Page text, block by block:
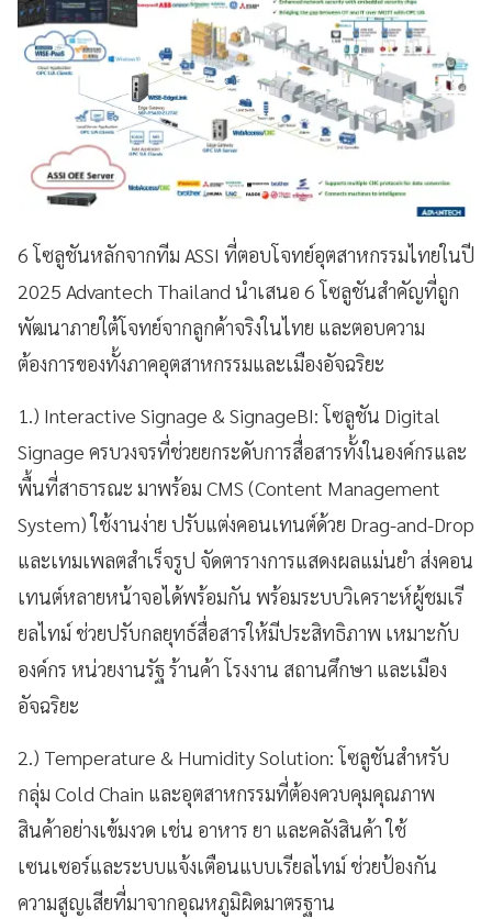
6 โซลูชันหลักจากทีม ASSI ที่ตอบโจทย์อุตสาหกรรมไทยในปี
2025 Advantech Thailand นำเสนอ 6 โซลูชันสำคัญที่ถูก
พัฒนาภายใต้โจทย์จากลูกค้าจริงในไทย และตอบความ
ต้องการของทั้งภาคอุตสาหกรรมและเมืองอัจฉริยะ
1.) Interactive Signage & SignageBI: โซลูชัน Digital
Signage ครบวงจรที่ช่วยยกระดับการสื่อสารทั้งในองค์กรและ
พื้นที่สาธารณะ มาพร้อม CMS (Content Management
System) ใช้งานง่าย ปรับแต่งคอนเทนต์ด้วย Drag-and-Drop
และเทมเพลตสำเร็จรูป จัดตารางการแสดงผลแม่นยำ ส่งคอน
เทนต์หลายหน้าจอได้พร้อมกัน พร้อมระบบวิเคราะห์ผู้ชมเรี
ยลไทม์ ช่วยปรับกลยุทธ์สื่อสารให้มีประสิทธิภาพ เหมาะกับ
องค์กร หน่วยงานรัฐ ร้านค้า โรงงาน สถานศึกษา และเมือง
อัจฉริยะ
2.) Temperature & Humidity Solution: โซลูชันสำหรับ
กลุ่ม Cold Chain และอุตสาหกรรมที่ต้องควบคุมคุณภาพ
สินค้าอย่างเข้มงวด เช่น อาหาร ยา และคลังสินค้า ใช้
เซนเซอร์และระบบแจ้งเตือนแบบเรียลไทม์ ช่วยป้องกัน
ความสูญเสียที่มาจากอุณหภูมิผิดมาตรฐาน